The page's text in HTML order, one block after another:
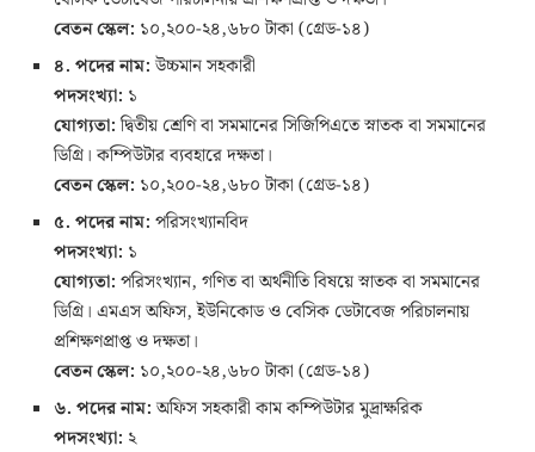
বেতন স্কেল: ১০,২০০-২৪,৬৮০ টাকা (গ্রেড-১৪)
৪. পদের নাম: উচ্চমান সহকারী
পদসংখ্যা: ১
যোগ্যতা: দ্বিতীয় শ্রেণি বা সমমানের সিজিপিএতে স্নাতক বা সমমানের
ডিগ্রি। কম্পিউটার ব্যবহারে দক্ষতা।
বেতন স্কেল: ১০,২০০-২৪,৬৮০ টাকা (গ্রেড-১৪)
৫. পদের নাম: পরিসংখ্যানবিদ
পদসংখ্যা: ১
যোগ্যতা: পরিসংখ্যান, গণিত বা অর্থনীতি বিষয়ে স্নাতক বা সমমানের
ডিগ্রি। এমএস অফিস, ইউনিকোড ও বেসিক ডেটাবেজ পরিচালনায়
প্রশিক্ষণপ্রাপ্ত ও দক্ষতা।
বেতন স্কেল: ১০,২০০-২৪,৬৮০ টাকা (গ্রেড-১৪)
৬. পদের নাম: অফিস সহকারী কাম কম্পিউটার মুদ্রাক্ষরিক
পদসংখ্যা: ২